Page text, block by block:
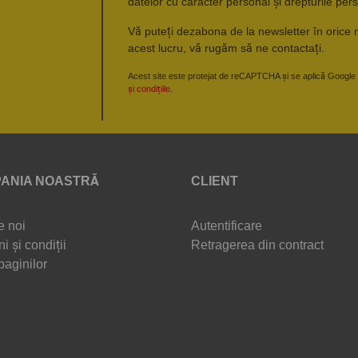
Vă puteți dezabona de la newsletter în orice
acest lucru, vă rugăm să ne contactați.
Acest site este protejat de reCAPTCHA și se aplică Google
și condițiile
NOASTRĂ
noi
și condiții
CLIENT
Autentificare
Retragerea din contract